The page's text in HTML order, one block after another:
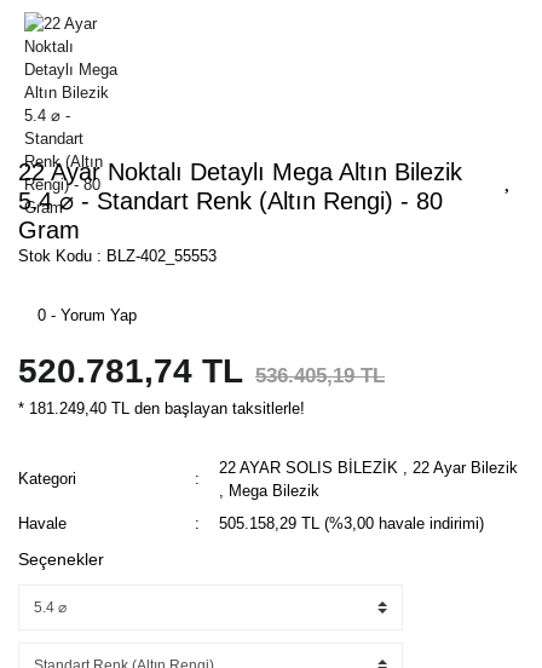
22 Ayar Noktalı Detaylı Mega Altın Bilezik
5.4 ⌀ - Standart Renk (Altın Rengi) - 80
Gram
Stok Kodu : BLZ-402_55553
0 - Yorum Yap
520.781,74 TL 536.405,19 TL
* 181.249,40 TL den başlayan taksitlerle!
Kategori
22 AYAR SOLIS BİLEZİK
22 Ayar Bilezik
Mega Bilezik
Havale
505.158,29 TL (%3,00 havale indirimi)
Seçenekler